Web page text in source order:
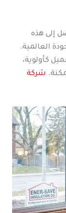
إلى هذه
العالمية.
كأولوية،
شركة